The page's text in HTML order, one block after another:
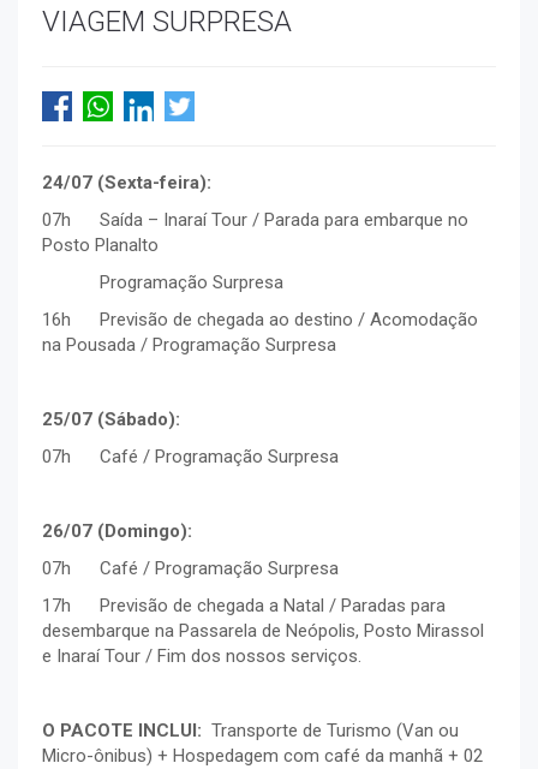
VIAGEM SURPRESA
24/07 (Sexta-feira):
07h Saída – Inaraí Tour / Parada para embarque no
Posto Planalto
Programação Surpresa
16h Previsão de chegada ao destino / Acomodação
na Pousada / Programação Surpresa
25/07 (Sábado):
07h Café / Programação Surpresa
26/07 (Domingo):
07h Café / Programação Surpresa
17h Previsão de chegada a Natal / Paradas para
desembarque na Passarela de Neópolis, Posto Mirassol
e Inaraí Tour / Fim dos nossos serviços.
O PACOTE INCLUI: Transporte de Turismo (Van ou
Micro-ônibus) + Hospedagem com café da manhã + 02